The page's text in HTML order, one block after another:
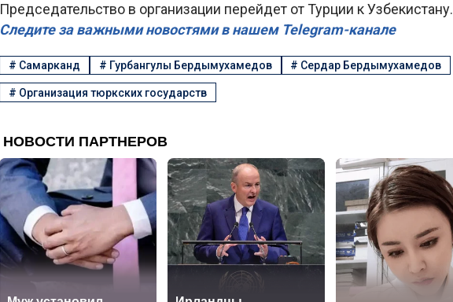
Председательство в организации перейдет от Турции к Узбекистану.
Следите за важными новостями в нашем Telegram-канале
# Самарканд # Гурбангулы Бердымухамедов # Сердар Бердымухамедов
# Организация тюркских государств